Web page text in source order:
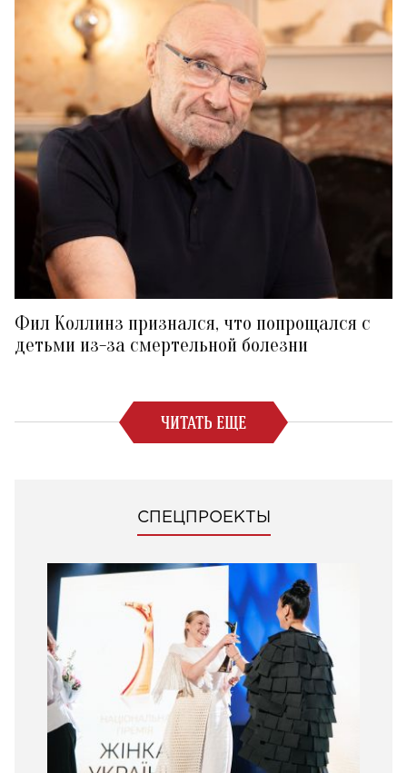
Фил Коллинз признался, что попрощался с
детьми из-за смертельной болезни
ЧИТАТЬ ЕЩЕ
СПЕЦПРОЕКТЫ